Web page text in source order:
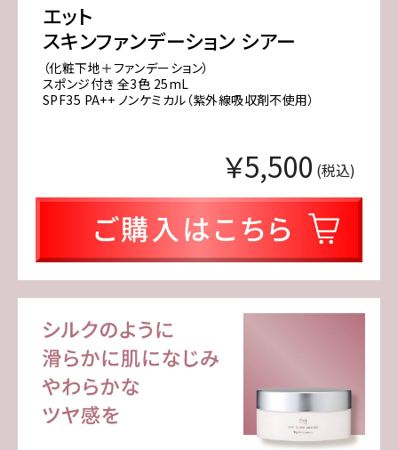
エット
スキンファンデーション シアー
（化粧下地＋ファンデーション）
スポンジ付き 全3色 25mL
SPF35 PA++ ノンケミカル（紫外線吸収剤不使用）
￥5,500 (税込)